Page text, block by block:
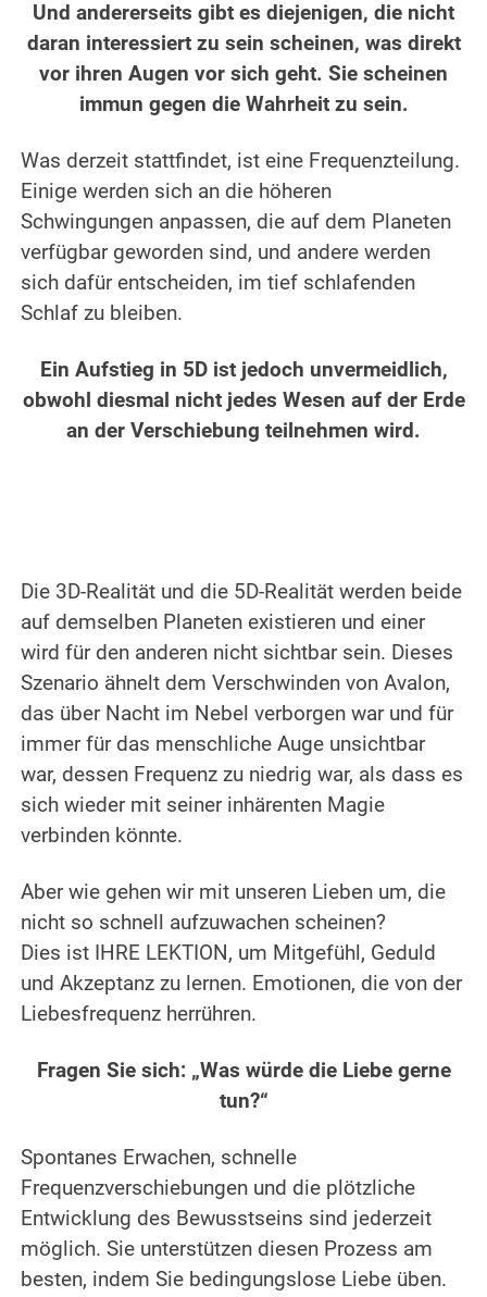
Und andererseits gibt es diejenigen, die nicht
daran interessiert zu sein scheinen, was direkt
vor ihren Augen vor sich geht. Sie scheinen
immun gegen die Wahrheit zu sein.
Was derzeit stattfindet, ist eine Frequenzteilung.
Einige werden sich an die höheren
Schwingungen anpassen, die auf dem Planeten
verfügbar geworden sind, und andere werden
sich dafür entscheiden, im tief schlafenden
Schlaf zu bleiben.
Ein Aufstieg in 5D ist jedoch unvermeidlich,
obwohl diesmal nicht jedes Wesen auf der Erde
an der Verschiebung teilnehmen wird.
Die 3D-Realität und die 5D-Realität werden beide
auf demselben Planeten existieren und einer
wird für den anderen nicht sichtbar sein. Dieses
Szenario ähnelt dem Verschwinden von Avalon,
das über Nacht im Nebel verborgen war und für
immer für das menschliche Auge unsichtbar
war, dessen Frequenz zu niedrig war, als dass es
sich wieder mit seiner inhärenten Magie
verbinden könnte.
Aber wie gehen wir mit unseren Lieben um, die
nicht so schnell aufzuwachen scheinen?
Dies ist IHRE LEKTION, um Mitgefühl, Geduld
und Akzeptanz zu lernen. Emotionen, die von der
Liebesfrequenz herrühren.
Fragen Sie sich: „Was würde die Liebe gerne
tun?“
Spontanes Erwachen, schnelle
Frequenzverschiebungen und die plötzliche
Entwicklung des Bewusstseins sind jederzeit
möglich. Sie unterstützen diesen Prozess am
besten, indem Sie bedingungslose Liebe üben.